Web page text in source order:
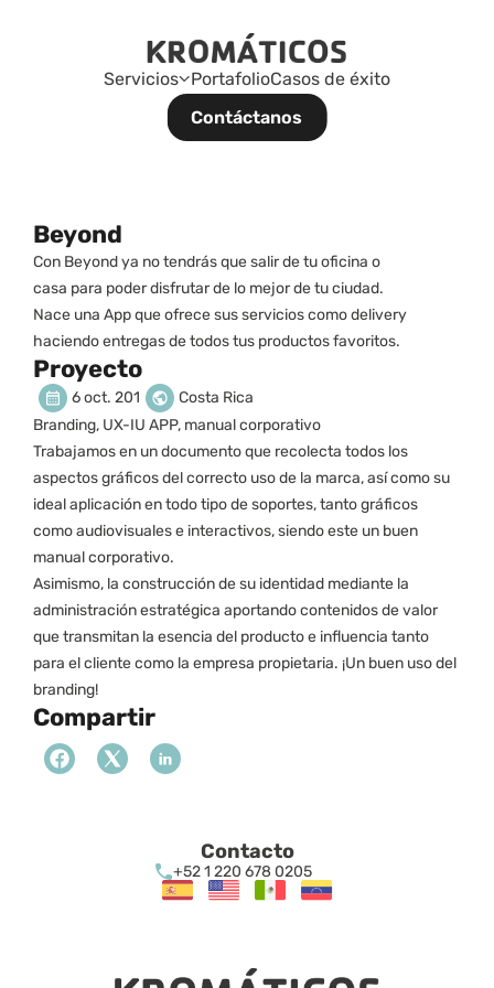
Servicios PortafolioCasos de éxito
Contáctanos
Beyond
Con Beyond ya no tendrás que salir de tu oficina o
casa para poder disfrutar de lo mejor de tu ciudad.
Nace una App que ofrece sus servicios como delivery
haciendo entregas de todos tus productos favoritos.
Proyecto
6 oct. 2019
Costa Rica
Branding, UX-IU APP, manual corporativo
Trabajamos en un documento que recolecta todos los
aspectos gráficos del correcto uso de la marca, así como su
ideal aplicación en todo tipo de soportes, tanto gráficos
como audiovisuales e interactivos, siendo este un buen
manual corporativo.
Asimismo, la construcción de su identidad mediante la
administración estratégica aportando contenidos de valor
que transmitan la esencia del producto e influencia tanto
para el cliente como la empresa propietaria. ¡Un buen uso del
branding!
Compartir
Contacto
+52 1 220 678 0205